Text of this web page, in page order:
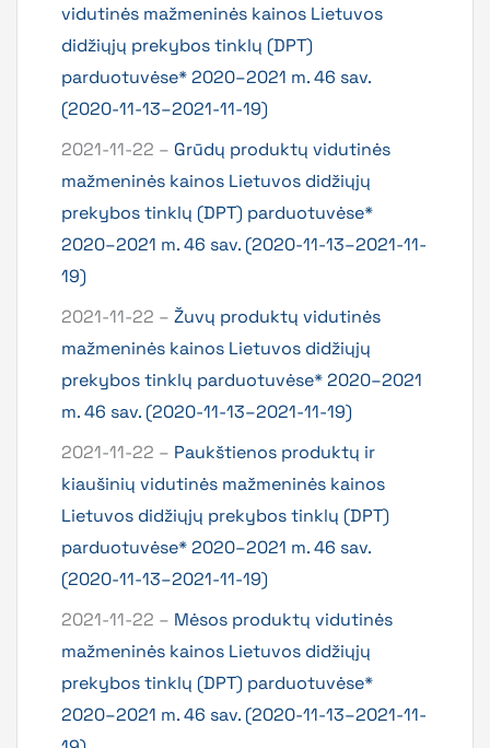
vidutinės mažmeninės kainos Lietuvos
didžiųjų prekybos tinklų (DPT)
parduotuvėse* 2020–2021 m. 46 sav.
(2020-11-13–2021-11-19)
2021-11-22 – Grūdų produktų vidutinės
mažmeninės kainos Lietuvos didžiųjų
prekybos tinklų (DPT) parduotuvėse*
2020–2021 m. 46 sav. (2020-11-13–2021-11-
19)
2021-11-22 – Žuvų produktų vidutinės
mažmeninės kainos Lietuvos didžiųjų
prekybos tinklų parduotuvėse* 2020–2021
m. 46 sav. (2020-11-13–2021-11-19)
2021-11-22 – Paukštienos produktų ir
kiaušinių vidutinės mažmeninės kainos
Lietuvos didžiųjų prekybos tinklų (DPT)
parduotuvėse* 2020–2021 m. 46 sav.
(2020-11-13–2021-11-19)
2021-11-22 – Mėsos produktų vidutinės
mažmeninės kainos Lietuvos didžiųjų
prekybos tinklų (DPT) parduotuvėse*
2020–2021 m. 46 sav. (2020-11-13–2021-11-